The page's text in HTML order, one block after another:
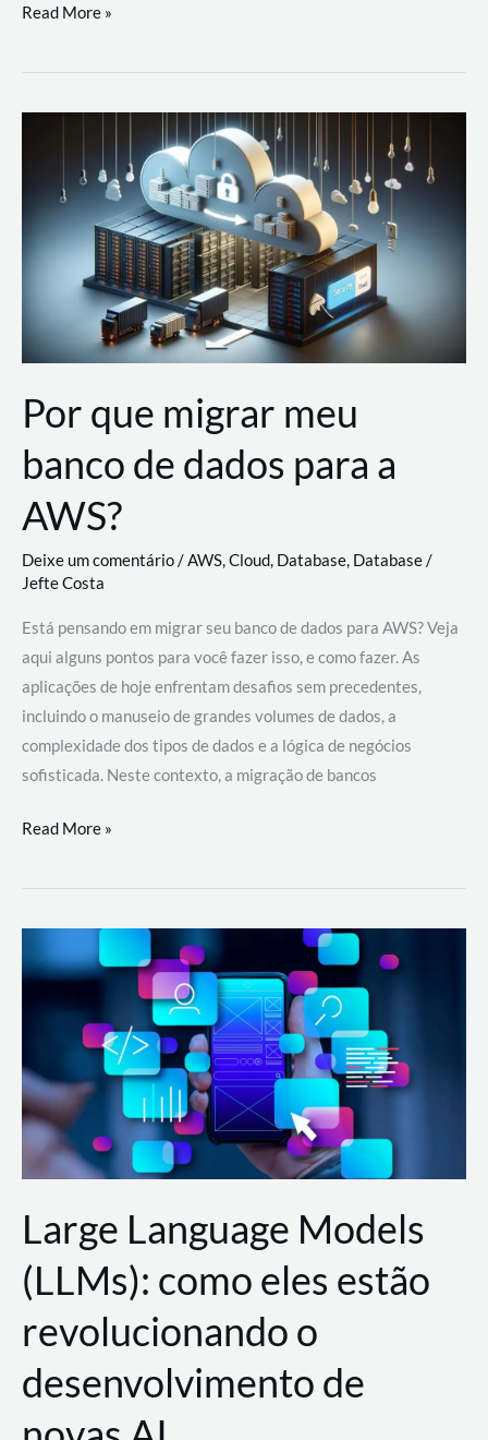
Utilizando
Soluções
AWS
Read More »
Por que migrar meu
banco de dados para a
AWS?
Deixe um comentário/AWS,Cloud, Database, Database/
Jefte Costa
Está pensando em migrar seu banco de dados para AWS? Veja
aqui alguns pontos para você fazer isso, e como fazer. As
aplicações de hoje enfrentam desafios sem precedentes,
incluindo o manuseio de grandes volumes de dados, a
complexidade dos tipos de dados e a lógica de negócios
sofisticada. Neste contexto, a migração de bancos
Por
migrar
de
a
AWS?
Read More »
Large Language Models
(LLMs): como eles estão
revolucionando o
desenvolvimento de